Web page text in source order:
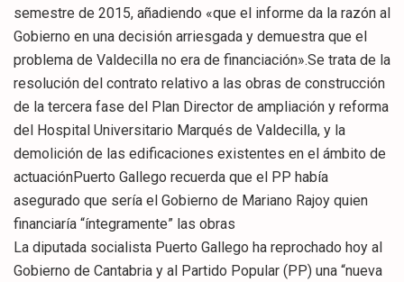
semestre de 2015, añadiendo «que el informe da la razón al
Gobierno en una decisión arriesgada y demuestra que el
problema de Valdecilla no era de financiación».Se trata de la
resolución del contrato relativo a las obras de construcción
de la tercera fase del Plan Director de ampliación y reforma
del Hospital Universitario Marqués de Valdecilla, y la
demolición de las edificaciones existentes en el ámbito de
actuaciónPuerto Gallego recuerda que el PP había
asegurado que sería el Gobierno de Mariano Rajoy quien
financiaría “íntegramente” las obras
La diputada socialista Puerto Gallego ha reprochado hoy al
Gobierno de Cantabria y al Partido Popular (PP) una “nueva